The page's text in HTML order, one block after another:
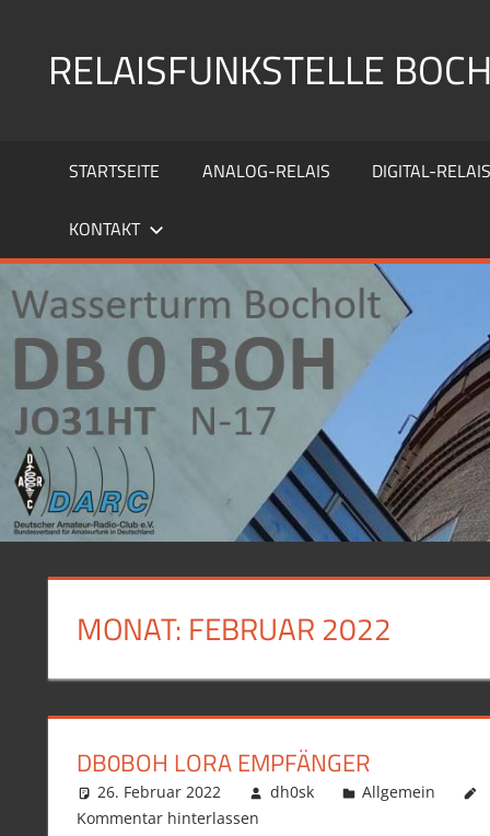
springenRELAISFUNKSTELLE
auf
Wasserturm
Bocholt
JO31HU
STARTSEITE ANALOG-RELAIS DIGITAL-RELAIS
KONTAKT
MONAT: FEBRUAR 2022
DB0BOH LORA EMPFÄNGER
26. Februar 2022 dh0sk
Allgemein
Kommentar hinterlassen